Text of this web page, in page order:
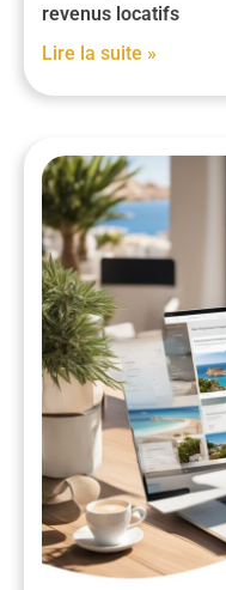
revenus locatifs
Lire la suite »